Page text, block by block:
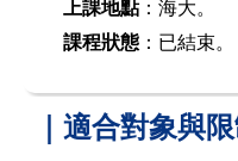
上課地點：海大。
課程狀態 ：已結束。
｜適合對象與限